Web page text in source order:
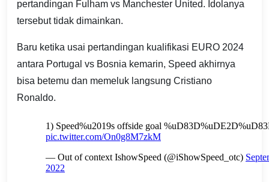
pertandingan Fulham vs Manchester United. Idolanya
tersebut tidak dimainkan.
Baru ketika usai pertandingan kualifikasi EURO 2024
antara Portugal vs Bosnia kemarin, Speed akhirnya
bisa betemu dan memeluk langsung Cristiano
Ronaldo.